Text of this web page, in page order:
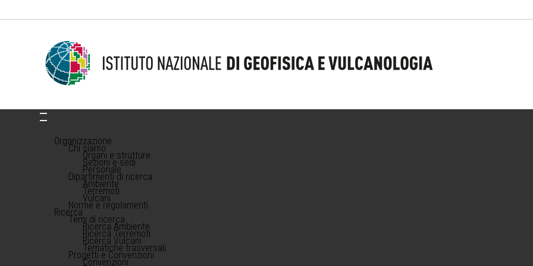
Organizzazione
Chi siamo
Organi e strutture
Sezioni e sedi
Personale
Dipartimenti di ricerca
Ambiente
Terremoti
Vulcani
Norme e regolamenti
Ricerca
Temi di ricerca
Ricerca Ambiente
Ricerca Terremoti
Ricerca Vulcani
Tematiche trasversali
Progetti e Convenzioni
Convenzioni